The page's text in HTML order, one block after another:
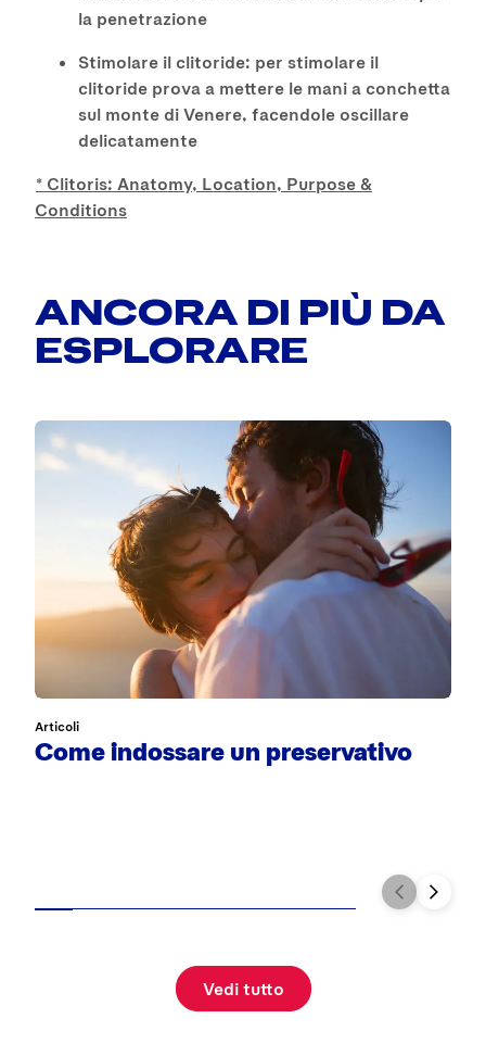
la penetrazione
Stimolare il clitoride: per stimolare il
clitoride prova a mettere le mani a conchetta
sul monte di Venere, facendole oscillare
delicatamente
* Clitoris: Anatomy, Location, Purpose &
Conditions
ANCORA DI PIÙ DA
ESPLORARE
Articoli
Come indossare un preservativo
Vedi tutto